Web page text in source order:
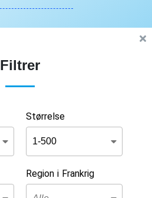
Filtrer
Størrelse
Region i Frankrig